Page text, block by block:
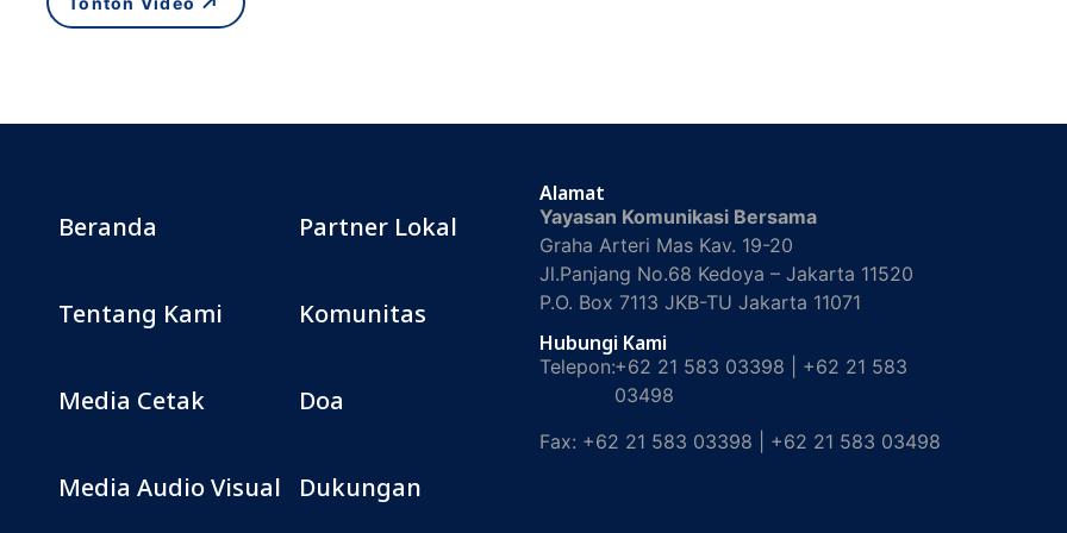
Beranda
Tentang Kami
Media Cetak
Media Audio Visual
Partner Lokal
Komunitas
Doa
Dukungan
Alamat
Yayasan Komunikasi Bersama
Graha Arteri Mas Kav. 19-20
Jl.Panjang No.68 Kedoya – Jakarta 11520
P.O. Box 7113 JKB-TU Jakarta 11071
Hubungi Kami
Telepon:+62 21 583 03398 | +62 21 583
03498
Fax: +62 21 583 03398 | +62 21 583 03498